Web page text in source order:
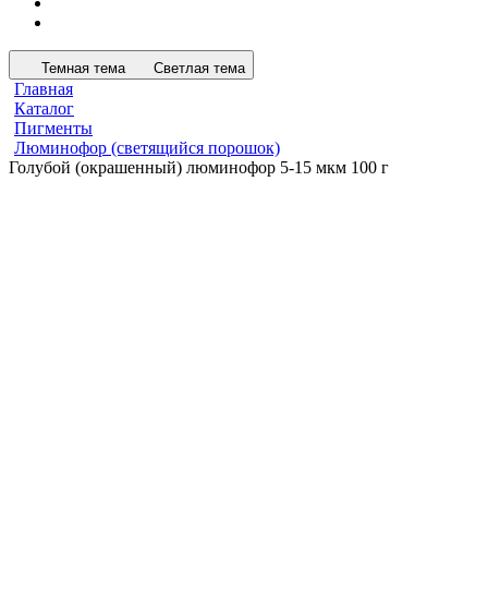
Темная тема Светлая тема
Главная
Каталог
Пигменты
Люминофор (светящийся порошок)
Голубой (окрашенный) люминофор 5-15 мкм 100 г